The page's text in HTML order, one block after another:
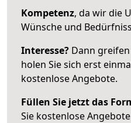
Kompetenz, da wir die
Wünsche und
Interesse? Dann
holen Sie sich erst
kostenlose Angebote.
Füllen Sie jetzt das
Sie kostenlose